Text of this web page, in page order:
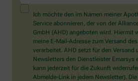
ein
Mensch?
Dann
wählen
Sie
bitte
das
Auto.
Ich möchte den im Namen meiner
Service abonnieren, der von der
GmbH (AHD) angeboten wird. Hiermit
meine E-Mail-Adresse zum Versand
verarbeitet. AHD setzt für den Versand
Newsletters den Dienstleister Emarsys
kann jederzeit für die Zukunft
Abmelde-Link in jedem Newsletter).